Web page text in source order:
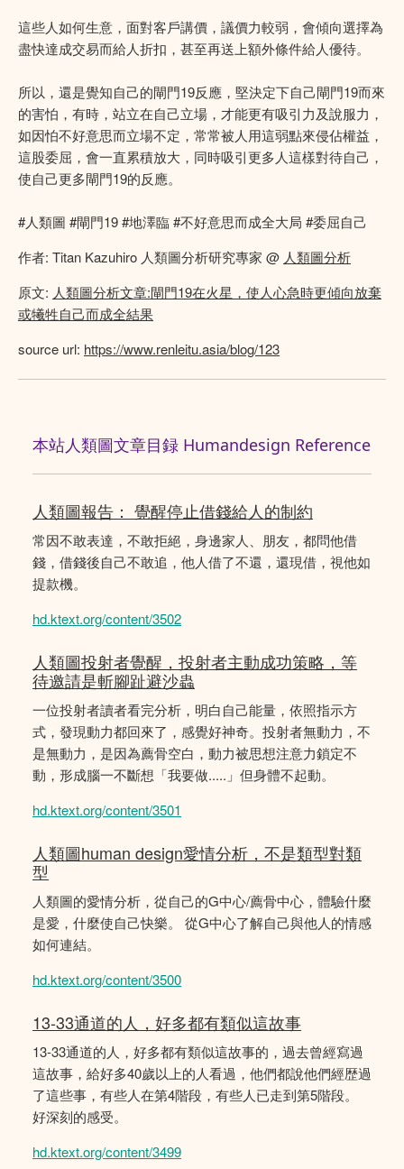
這些人如何生意，面對客戶講價，議價力較弱，會傾向選擇為
盡快達成交易而給人折扣，甚至再送上額外條件給人優待。
所以，還是覺知自己的閘門19反應，堅決定下自己閘門19而來
的害怕，有時，站立在自己立場，才能更有吸引力及說服力，
如因怕不好意思而立場不定，常常被人用這弱點來侵佔權益，
這股委屈，會一直累積放大，同時吸引更多人這樣對待自己，
使自己更多閘門19的反應。
#人類圖 #閘門19 #地澤臨 #不好意思而成全大局 #委屈自己
作者: Titan Kazuhiro 人類圖分析研究專家 @ 人類圖分析
原文: 人類圖分析文章:閘門19在火星，使人心急時更傾向放棄
或犧牲自己而成全結果
source url: https://www.renleitu.asia/blog/123
本站人類圖文章目録 Humandesign Reference
人類圖報告： 覺醒停止借錢給人的制約
常因不敢表達，不敢拒絕，身邊家人、朋友，都問他借
錢，借錢後自己不敢追，他人借了不還，還現借，視他如
提款機。
hd.ktext.org/content/3502
人類圖投射者覺醒，投射者主動成功策略，等
待邀請是斬腳趾避沙蟲
一位投射者讀者看完分析，明白自己能量，依照指示方
式，發現動力都回來了，感覺好神奇。投射者無動力，不
是無動力，是因為薦骨空白，動力被思想注意力鎖定不
動，形成腦一不斷想「我要做.....」但身體不起動。
hd.ktext.org/content/3501
人類圖human design愛情分析，不是類型對類
型
人類圖的愛情分析，從自己的G中心/薦骨中心，體驗什麼
是愛，什麼使自己快樂。 從G中心了解自己與他人的情感
如何連結。
hd.ktext.org/content/3500
13-33通道的人，好多都有類似這故事
13-33通道的人，好多都有類似這故事的，過去曾經寫過
這故事，給好多40歲以上的人看過，他們都說他們經歴過
了這些事，有些人在第4階段，有些人已走到第5階段。
好深刻的感受。
hd.ktext.org/content/3499